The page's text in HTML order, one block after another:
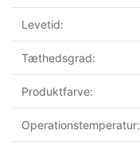
Levetid:
Tæthedsgrad:
Produktfarve:
Operationstemperatur: